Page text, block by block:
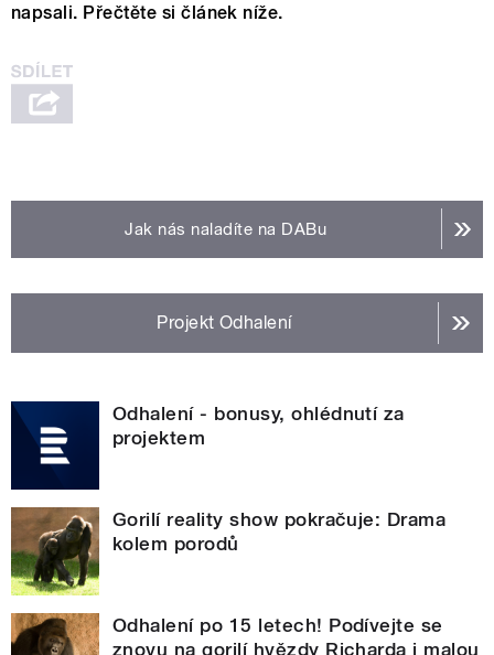
napsali. Přečtěte si článek níže.
Jak nás naladíte na DABu
Projekt Odhalení
Odhalení - bonusy, ohlédnutí za
projektem
Gorilí reality show pokračuje: Drama
kolem porodů
Odhalení po 15 letech! Podívejte se
znovu na gorilí hvězdy Richarda i malou